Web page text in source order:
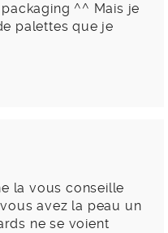
^^ Mais je
palettes que je
la vous conseille
avez la peau un
ne se voient